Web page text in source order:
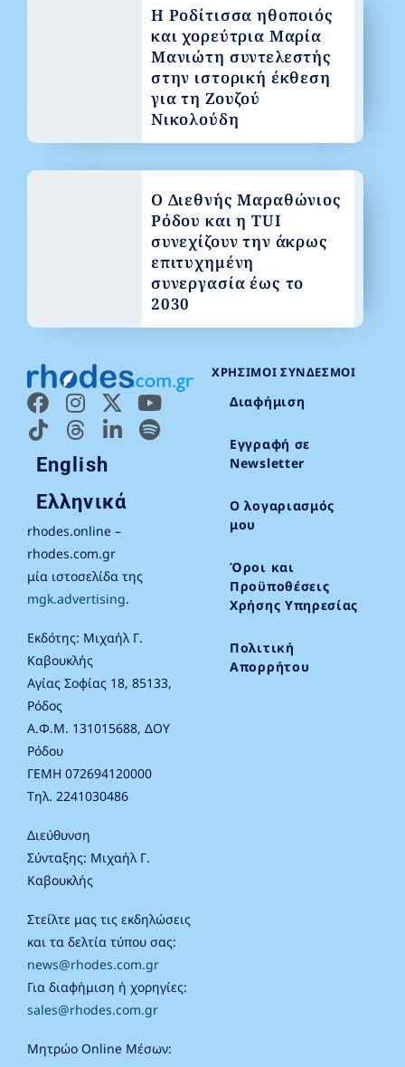
English
Ελληνικά
rhodes.online –
rhodes.com.gr
μία ιστοσελίδα της
mgk.advertising.
Εκδότης: Μιχαήλ Γ.
Καβουκλής
Αγίας Σοφίας 18, 85133,
Ρόδος
Α.Φ.Μ. 131015688, ΔΟΥ
Ρόδου
ΓΕΜΗ 072694120000
Τηλ. 2241030486
Διεύθυνση
Σύνταξης: Μιχαήλ Γ.
Καβουκλής
Στείλτε μας τις εκδηλώσεις
και τα δελτία τύπου σας:
news@rhodes.com.gr
Για διαφήμιση ή χορηγίες:
sales@rhodes.com.gr
Μητρώο Online Μέσων:
ΧΡΉΣΙΜΟΙ ΣΎΝΔΕΣΜΟΙ
Διαφήμιση
Εγγραφή σε
Newsletter
Ο λογαριασμός
μου
Όροι και
Προϋποθέσεις
Χρήσης Υπηρεσίας
Πολιτική
Απορρήτου
Η Ροδίτισσα ηθοποιός
και χορεύτρια Μαρία
Μανιώτη συντελεστής
στην ιστορική έκθεση
για τη Ζουζού
Νικολούδη
Ο Διεθνής Μαραθώνιος
Ρόδου και η TUI
συνεχίζουν την άκρως
επιτυχημένη
συνεργασία έως το
2030